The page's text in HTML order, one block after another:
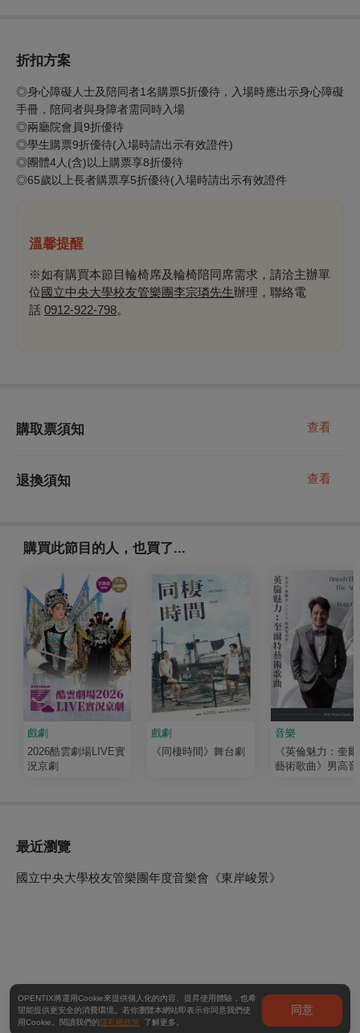
折扣方案
◎身心障礙人士及陪同者1名購票5折優待，入場時應出示身心障礙
手冊，陪同者與身障者需同時入場
◎兩廳院會員9折優待
◎學生購票9折優待(入場時請出示有效證件)
◎團體4人(含)以上購票享8折優待
◎65歲以上長者購票享5折優待(入場時請出示有效證件
溫馨提醒
※如有購買本節目輪椅席及輪椅陪同席需求，請洽主辦單
位國立中央大學校友管樂團李宗璘先生辦理，聯絡電
話 0912-922-798。
購取票須知 查看
退換須知 查看
購買此節目的人，也買了...
戲劇
2026酷雲劇場LIVE實
況京劇
戲劇
《同棲時間》舞台劇
音樂
《英倫魅力：奎
藝術歌曲》男高音
最近瀏覽
國立中央大學校友管樂團年度音樂會《東岸峻景》
OPENTIX將運用Cookie來提供個人化的內容、提昇使用體驗，也希
望能提供更安全的消費環境。若你瀏覽本網站即表示你同意我們使
用Cookie。閱讀我們的隱私權政策 了解更多。
同意